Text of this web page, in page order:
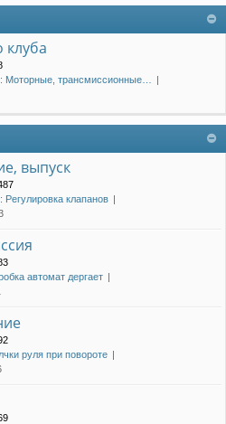
Моторные, трансмиссионные…
выпуск
Регулировка клапанов
автомат дергает
руля при повороте